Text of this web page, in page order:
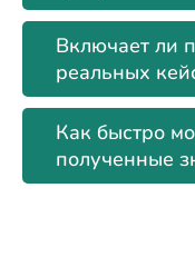
Включает ли
реальных
Как быстро
полученные